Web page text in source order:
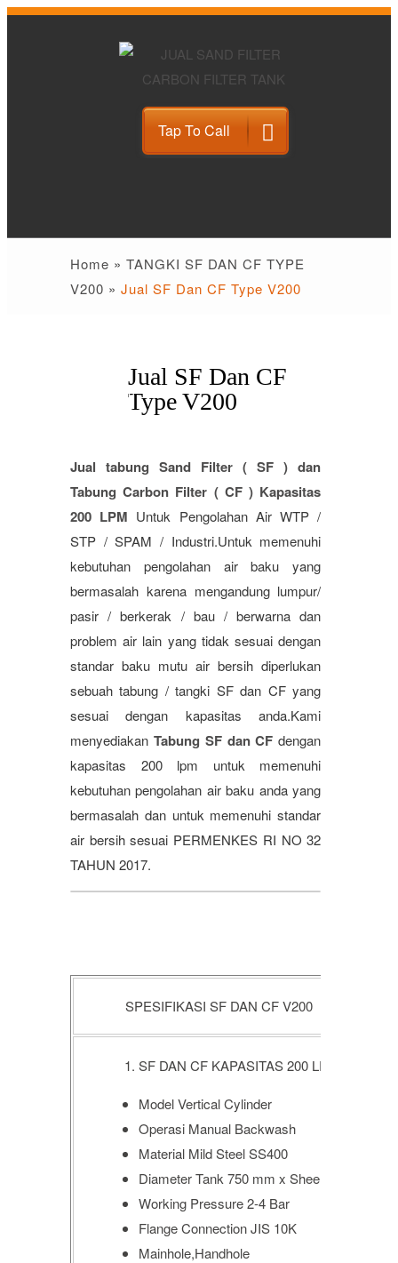
Tap To Call
Home » TANGKI SF DAN CF TYPE
V200 » Jual SF Dan CF Type V200
Jual SF Dan CF
Type V200
21
Jan
Jual tabung Sand Filter ( SF ) dan
Tabung Carbon Filter ( CF ) Kapasitas
200 LPM Untuk Pengolahan Air WTP /
STP / SPAM / Industri.Untuk memenuhi
kebutuhan pengolahan air baku yang
bermasalah karena mengandung lumpur/
pasir / berkerak / bau / berwarna dan
problem air lain yang tidak sesuai dengan
standar baku mutu air bersih diperlukan
sebuah tabung / tangki SF dan CF yang
sesuai dengan kapasitas anda.Kami
menyediakan Tabung SF dan CF dengan
kapasitas 200 lpm untuk memenuhi
kebutuhan pengolahan air baku anda yang
bermasalah dan untuk memenuhi standar
air bersih sesuai PERMENKES RI NO 32
TAHUN 2017.
SPESIFIKASI SF DAN CF V200
SF DAN CF KAPASITAS 200 LPM
Model Vertical Cylinder
Operasi Manual Backwash
Material Mild Steel SS400
Diameter Tank 750 mm x Sheel 1220 mm
Working Pressure 2-4 Bar
Flange Connection JIS 10K
Mainhole,Handhole